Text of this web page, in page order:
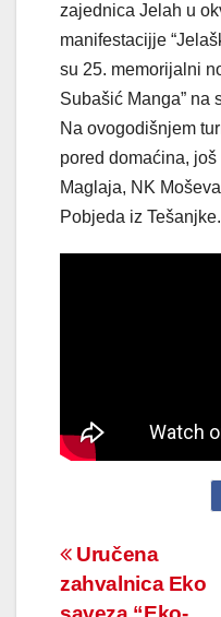
zajednica Jelah u
manifestacijje
su 25. memorijalni
Subašić Manga” na
Na ovogodišnjem
pored domaćina,
Maglaja, NK
Pobjeda iz Tešanjke.
Navigacija
članaka
Uručena
zahvalnica Eko